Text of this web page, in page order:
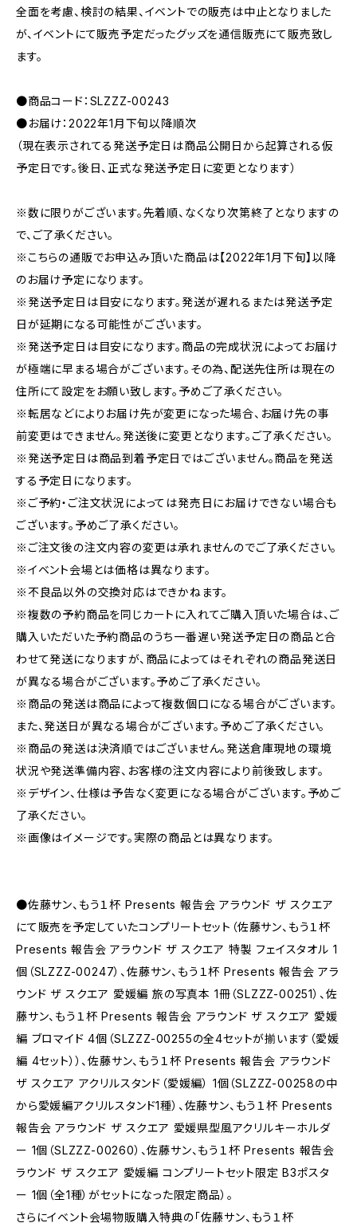
全面を考慮、検討の結果、イベントでの販売は中止となりました
が、イベントにて販売予定だったグッズを通信販売にて販売致し
ます。
●商品コード：SLZZZ-00243
●お届け：2022年1月下旬以降順次
（現在表示されてる発送予定日は商品公開日から起算される仮
予定日です。後日、正式な発送予定日に変更となります）
※数に限りがございます。先着順、なくなり次第終了となりますの
で、ご了承ください。
※こちらの通販でお申込み頂いた商品は【2022年1月下旬】以降
のお届け予定になります。
※発送予定日は目安になります。発送が遅れるまたは発送予定
日が延期になる可能性がございます。
※発送予定日は目安になります。商品の完成状況によってお届け
が極端に早まる場合がございます。その為、配送先住所は現在の
住所にて設定をお願い致します。予めご了承ください。
※転居などによりお届け先が変更になった場合、お届け先の事
前変更はできません。発送後に変更となります。ご了承ください。
※発送予定日は商品到着予定日ではございません。商品を発送
する予定日になります。
※ご予約・ご注文状況によっては発売日にお届けできない場合も
ございます。予めご了承ください。
※ご注文後の注文内容の変更は承れませんのでご了承ください。
※イベント会場とは価格は異なります。
※不良品以外の交換対応はできかねます。
※複数の予約商品を同じカートに入れてご購入頂いた場合は、ご
購入いただいた予約商品のうち一番遅い発送予定日の商品と合
わせて発送になりますが、商品によってはそれぞれの商品発送日
が異なる場合がございます。予めご了承ください。
※商品の発送は商品によって複数個口になる場合がございます。
また、発送日が異なる場合がございます。予めご了承ください。
※商品の発送は決済順ではございません。発送倉庫現地の環境
状況や発送準備内容、お客様の注文内容により前後致します。
※デザイン、仕様は予告なく変更になる場合がございます。予めご
了承ください。
※画像はイメージです。実際の商品とは異なります。
●佐藤サン、もう１杯 Presents 報告会 アラウンド ザ スクエア
にて販売を予定していたコンプリートセット（佐藤サン、もう１杯
Presents 報告会 アラウンド ザ スクエア 特製 フェイスタオル 1
個（SLZZZ-00247）、佐藤サン、もう１杯 Presents 報告会 アラ
ウンド ザ スクエア 愛媛編 旅の写真本 1冊（SLZZZ-00251）、佐
藤サン、もう１杯 Presents 報告会 アラウンド ザ スクエア 愛媛
編 ブロマイド 4個（SLZZZ-00255の全4セットが揃います（愛媛
編 4セット））、佐藤サン、もう１杯 Presents 報告会 アラウンド
ザ スクエア アクリルスタンド（愛媛編） 1個（SLZZZ-00258の中
から愛媛編アクリルスタンド1種）、佐藤サン、もう１杯 Presents
報告会 アラウンド ザ スクエア 愛媛県型風アクリルキーホルダ
ー 1個（SLZZZ-00260）、佐藤サン、もう１杯 Presents 報告会
ラウンド ザ スクエア 愛媛編 コンプリートセット限定 B3ポスタ
ー 1個（全1種）がセットになった限定商品）。
さらにイベント会場物販購入特典の「佐藤サン、もう１杯